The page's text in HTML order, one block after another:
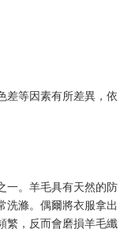
差等因素有所差異，依
一。羊毛具有天然的防
洗滌。偶爾將衣服拿出
繁，反而會磨損羊毛纖